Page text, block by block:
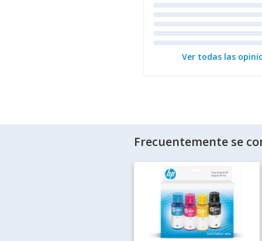
Ver todas las
Frecuentemente se